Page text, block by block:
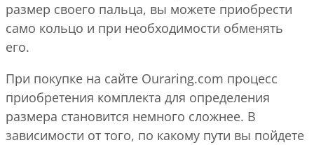
размер своего пальца, вы можете приобрести
само кольцо и при необходимости обменять
его.
При покупке на сайте Ouraring.com процесс
приобретения комплекта для определения
размера становится немного сложнее. В
зависимости от того, по какому пути вы пойдете